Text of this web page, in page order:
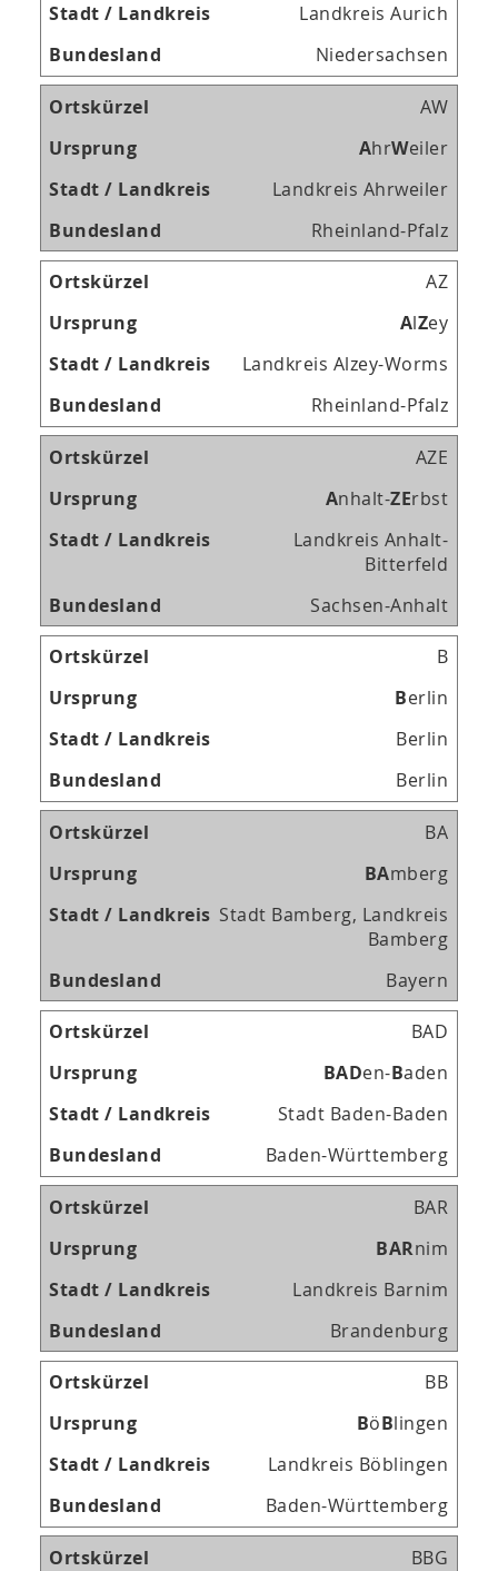
Landkreis Aurich
Niedersachsen
AW
AhrWeiler
Landkreis Ahrweiler
Rheinland-Pfalz
AZ
AlZey
Landkreis Alzey-Worms
Rheinland-Pfalz
AZE
Anhalt-ZErbst
Landkreis Anhalt-
Bitterfeld
Sachsen-Anhalt
B
Berlin
Berlin
Berlin
BA
BAmberg
Stadt Bamberg, Landkreis
Bamberg
Bayern
BAD
BADen-Baden
Stadt Baden-Baden
Baden-Württemberg
BAR
BARnim
Landkreis Barnim
Brandenburg
BB
BöBlingen
Landkreis Böblingen
Baden-Württemberg
BBG